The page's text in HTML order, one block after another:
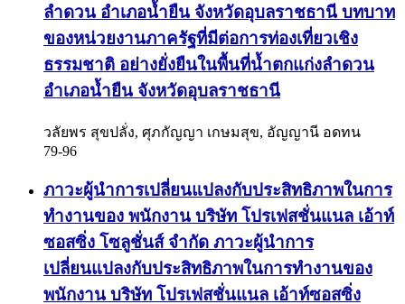
ลำดวน อำเภอน้ำยืน จังหวัดอุบลราชธานี บทบาท
ของหน่วยงานภาครัฐที่มีต่อการท่องเที่ยวเชิง
ธรรมชาติ อย่างยั่งยืนในพื้นที่น้ำตกแก่งลำดวน
อำเภอน้ำยืน จังหวัดอุบลราชธานี
วลัยพร สุขปลั่ง, ศุภกัญญา เกษมสุข, อัญญานี อดทน
79-96
ภาวะผู้นำการเปลี่ยนแปลงกับประสิทธิภาพในการ
ทำงานของ พนักงาน บริษัท โปรเฟสชั่นแนล เอ้าท์
ซอสซิ่ง โซลูชั่นส์ จำกัด ภาวะผู้นำการ
เปลี่ยนแปลงกับประสิทธิภาพในการทำงานของ
พนักงาน บริษัท โปรเฟสชั่นแนล เอ้าท์ซอสซิ่ง